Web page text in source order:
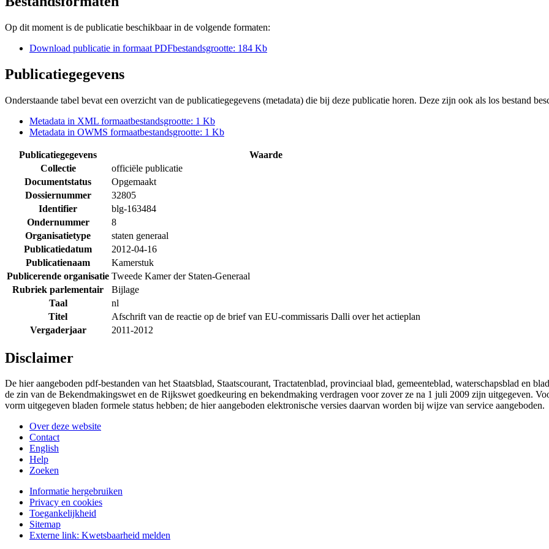
Op dit moment is de publicatie beschikbaar in de volgende formaten:
Download publicatie in formaat PDFbestandsgrootte: 184 Kb
Publicatiegegevens
Onderstaande tabel bevat een overzicht van de publicatiegegevens (metadata) die bij deze publicatie horen. Deze zijn ook als los bestand
Metadata in XML formaatbestandsgrootte: 1 Kb
Metadata in OWMS formaatbestandsgrootte: 1 Kb
Publicatiegegevens
Waarde
Collectie
officiële publicatie
Documentstatus
Opgemaakt
Dossiernummer
32805
Identifier
blg-163484
Ondernummer
8
Organisatietype
staten generaal
Publicatiedatum
2012-04-16
Publicatienaam
Kamerstuk
Publicerende organisatie Tweede Kamer der Staten-Generaal
Rubriek parlementair
Bijlage
Taal
nl
Titel
Afschrift van de reactie op de brief van EU-commissaris Dalli over het actieplan
Vergaderjaar
2011-2012
Disclaimer
De hier aangeboden pdf-bestanden van het Staatsblad, Staatscourant, Tractatenblad, provinciaal blad, gemeenteblad, waterschapsblad en
de zin van de Bekendmakingswet en de Rijkswet goedkeuring en bekendmaking verdragen voor zover ze na 1 juli 2009 zijn uitgegeven.
vorm uitgegeven bladen formele status hebben; de hier aangeboden elektronische versies daarvan worden bij wijze van service aangeboden.
Over deze website
Contact
English
Help
Zoeken
Informatie hergebruiken
Privacy en cookies
Toegankelijkheid
Sitemap
Externe link: Kwetsbaarheid melden